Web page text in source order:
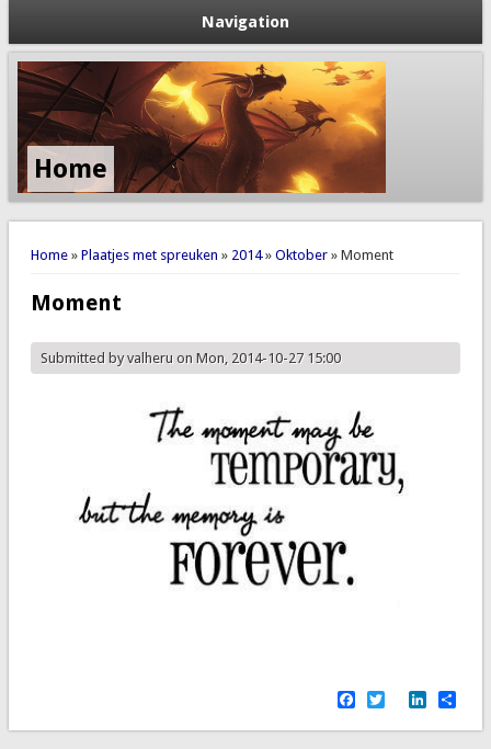
Navigation
Home
You are here
Home» Plaatjes met spreuken » 2014» Oktober» Moment
Moment
Submitted byvalheruon Mon, 2014-10-27 15:00
Facebook
Twitter